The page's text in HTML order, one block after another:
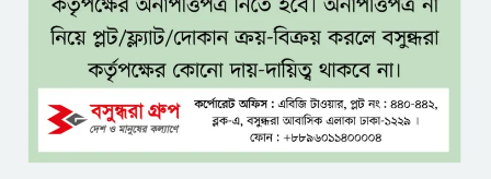
কম বয়সেই বন্ধ্যাত্বের ঝুঁকি?
নারীদের ৩ লক্ষণে সতর্ক হওয়ার
পরামর্শ